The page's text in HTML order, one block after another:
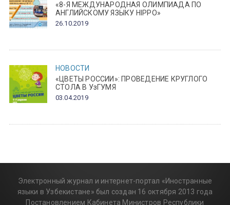
«8-Я МЕЖДУНАРОДНАЯ ОЛИМПИАДА ПО
АНГЛИЙСКОМУ ЯЗЫКУ HIPPO»
26.10.2019
НОВОСТИ
«ЦВЕТЫ РОССИИ»: ПРОВЕДЕНИЕ КРУГЛОГО
СТОЛА В УзГУМЯ
03.04.2019
Электронный журнал и интернет-портал «Иностранные
языки в Узбекистане» был создан 16 октября 2013 года
Постановлением Кабинета Министров Республики